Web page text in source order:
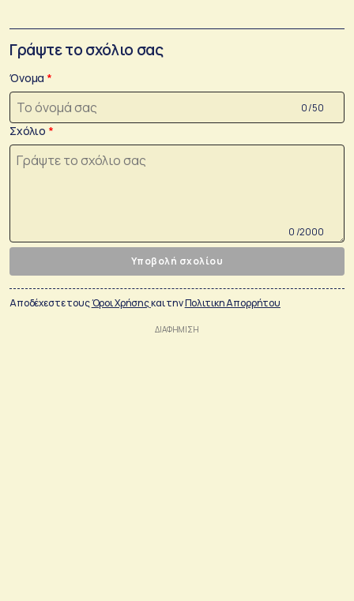
Γράψτε το σχόλιο σας
Όνομα
0 /50
Σχόλιο
0 /2000
Υποβολή σχολίου
Αποδέχεστε τουςΌροι Χρήσηςκαι τηνΠολιτικη Απορρήτου